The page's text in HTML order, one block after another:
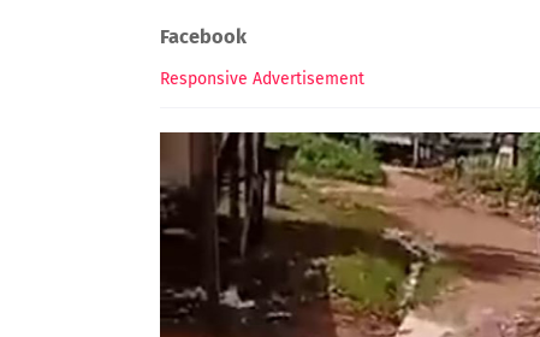
Facebook
Responsive Advertisement